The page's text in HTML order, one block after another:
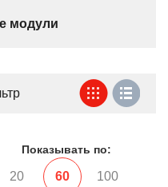
модули
Показывать по:
20 60 100